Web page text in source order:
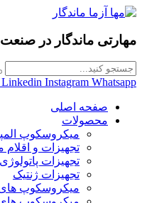
مهارتی ماندگار در صنعت
Linkedin Instagram Whatsapp
صفحه اصلی
محصولات
میکروسکوپ
تجهیزات و
تجهیزات پاتولوژی
تجهیزات ژنتیک
میکروسکوپ های